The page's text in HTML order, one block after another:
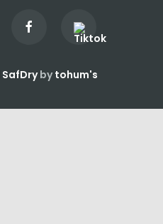
SafDrybytohum's